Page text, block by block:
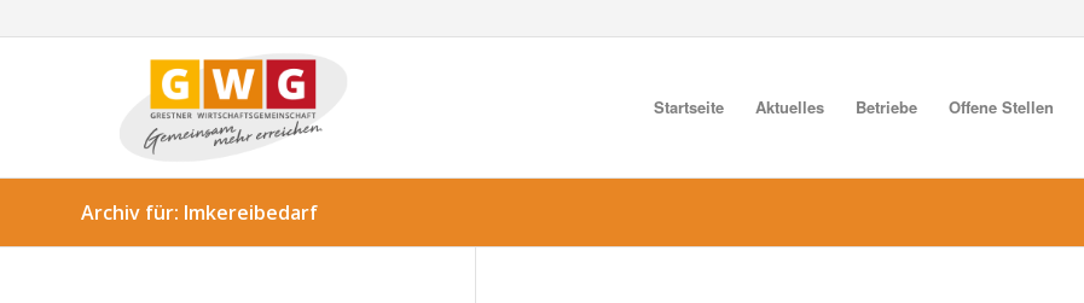
Startseite Aktuelles Betriebe Offene Stellen
Archiv für: Imkereibedarf